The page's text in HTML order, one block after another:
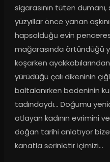
sigarasının tüten dumanı,
yüzyıllar önce yanan
hapsolduğu evin
mağarasında örtündüğü
koşarken
yürüdüğü çalı dikeninin
baltalanırken bedeninin
tadındaydı... Doğumu
atlayan kadının evrimini
doğan tarihi anlatıyor bize
kanatla serinletir içimizi...